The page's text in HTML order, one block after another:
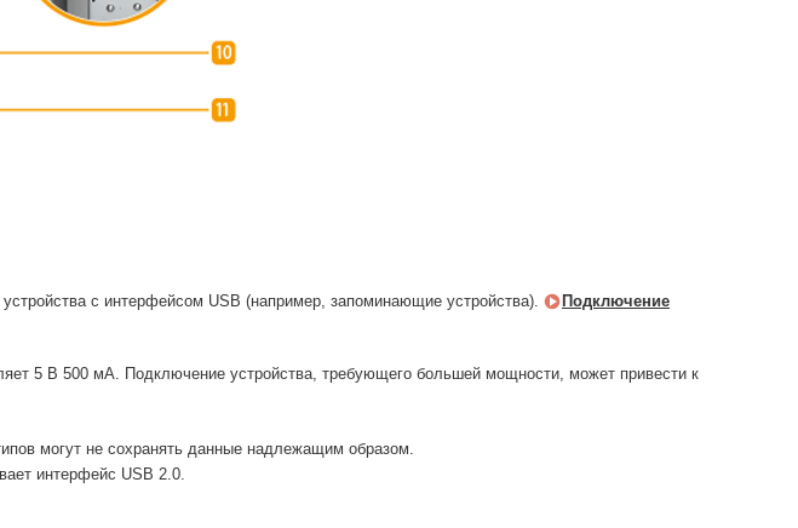
с интерфейсом USB (например, запоминающие устройства).
Подключение
5 В 500 мА. Подключение устройства, требующего большей мощности, может привести к
могут не сохранять данные надлежащим образом.
интерфейс USB 2.0.